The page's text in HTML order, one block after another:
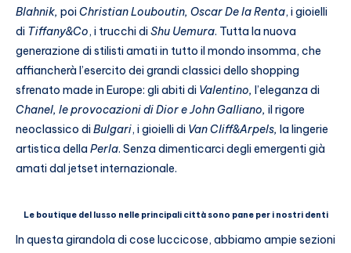
Blahnik, poiChristian Louboutin, Oscar De la Renta, i gioielli
di Tiffany&Co, i trucchi diShu Uemura. Tutta la nuova
generazione di stilisti amati in tutto il mondo insomma, che
affiancherà l’esercito dei grandi classici dello shopping
sfrenato made in Europe: gli abiti di Valentino, l’eleganza di
Chanel, le provocazioni di Dior e John Galliano, il rigore
neoclassico diBulgari, i gioielli di Van Cliff&Arpels, la lingerie
artistica della Perla. Senza dimenticarci degli emergenti già
amati dal jetset internazionale.
Le boutique del lusso nelle principali città sono pane per i nostri denti
In questa girandola di cose luccicose, abbiamo ampie sezioni